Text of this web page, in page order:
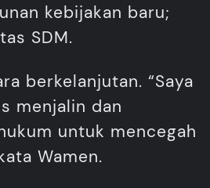
kebijakan baru;
SDM.
berkelanjutan. “Saya
menjalin dan
untuk mencegah
Wamen.